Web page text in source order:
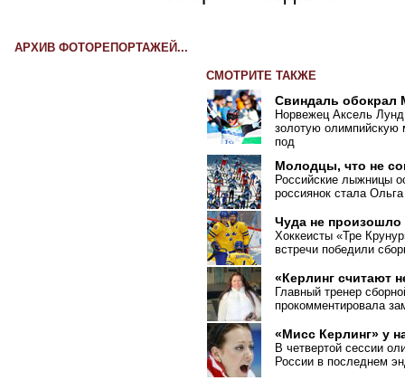
АРХИВ ФОТОРЕПОРТАЖЕЙ...
СМОТРИТЕ ТАКЖЕ
Свиндаль обокрал
Норвежец Аксель
золотую олимпийскую
под
Молодцы, что не
Российские лыжницы
россиянок стала
Чуда не произошло
Хоккеисты «Тре
встречи победили
«Керлинг считают
Главный тренер
прокомментировала
«Мисс Керлинг» у
В четвертой сессии
России в последнем